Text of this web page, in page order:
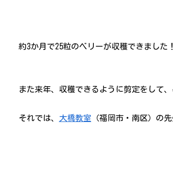
約3か月で25粒のベリーが収穫できました
また来年、収穫できるように剪定をして
それでは、 大橋教室 （福岡市・南区）の